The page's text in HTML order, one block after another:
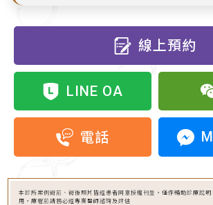
線上預約
LINE OA
電話
本診所案例術前、術後照片皆經患者同意授權刊登，僅作輔助診療說
用，療程前請務必經專業醫師諮詢及評估